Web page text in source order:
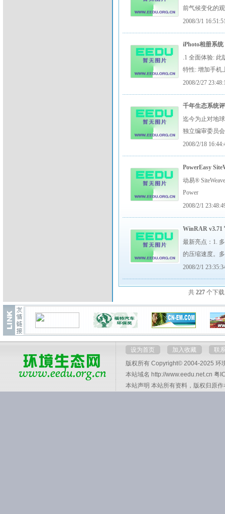
前气候变化的
2008/3/1
iPhoto相册系
.1 全面体验:
特性: 增加手机
2008/2/27
千年生态系统
迄今为止对地
独立编审委员
2008/2/18
PowerEasy
动易®
Power
2008/2/1
WinRAR v3.71
最新亮点：1.
的压缩速度。
2008/2/1
共 227 个下
设为首页 加入收藏
联
版权所有 Copyright© 2004-2025 环
本站域名 http://www.eedu.net.cn 粤
本站声明 本站所有资料，版权归原